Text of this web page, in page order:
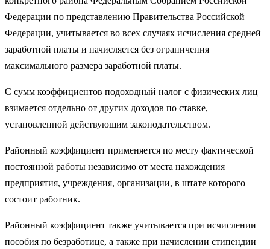
Федерации по представлению Правительства Российской
Федерации, учитывается во всех случаях исчисления средней
заработной платы и начисляется без ограничения
максимального размера заработной платы.
С сумм коэффициентов подоходный налог с физических лиц
взимается отдельно от других доходов по ставке,
установленной действующим законодательством.
Районный коэффициент применяется по месту фактической
постоянной работы независимо от места нахождения
предприятия, учреждения, организации, в штате которого
состоит работник.
Районный коэффициент также учитывается при исчислении
пособия по безработице, а также при начислении стипендии